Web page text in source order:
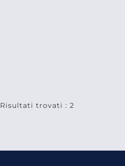
Risultati trovati : 2